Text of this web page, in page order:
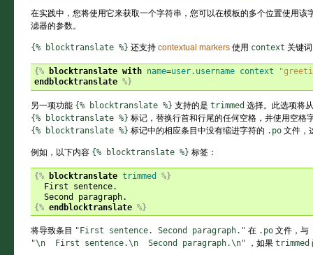
在实践中，您将使用它来获取一个字符串，您可以在模板的多个位置使用该
滤器的参数。
{% blocktranslate %} 还支持 contextual markers 使用 context 关键
{% blocktranslate with name=user.username context
endblocktranslate %}
另一项功能 {% blocktranslate %} 支持的是 trimmed 选择。此选项将
{%
blocktranslate %} 标记，替换行首和行尾的任何空格，并使用空格
{%
blocktranslate %} 标记中的相应条目中没有缩进字符的 .po 文件，
例如，以下内容 {% blocktranslate %} 标签：
{% blocktranslate trimmed
%}
{% endblocktranslate %}
将导致条目 "First sentence. Second paragraph." 在 .po 文件，与
"\n
First sentence.\n Second paragraph.\n" ，如果 trimmed